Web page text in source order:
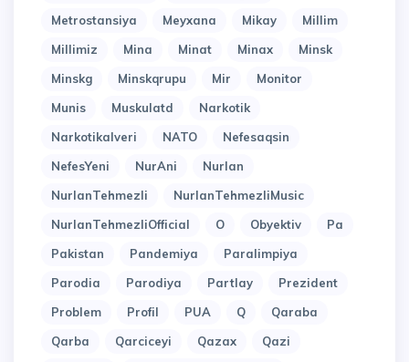
Metrostansiya
Meyxana Mikay
Millim
Millimiz
Mina Minat Minax
Minsk
Minskg
Minskqrupu Mir
Monitor
Munis
Muskulatd
Narkotik
Narkotikalveri
NATO
Nefesaqsin
NefesYeni
NurAni
Nurlan
NurlanTehmezli
NurlanTehmezliMusic
NurlanTehmezliOfficial
O Obyektiv
Pa
Pakistan
Pandemiya
Paralimpiya
Parodia
Parodiya Partlay
Prezident
Problem
Profil PUA Q
Qaraba
Qarba
Qarciceyi Qazax
Qazi